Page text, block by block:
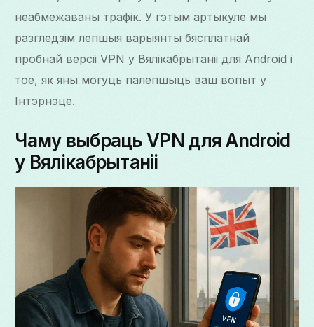
неабмежаваны трафік. У гэтым артыкуле мы
разгледзім лепшыя варыянты бясплатнай
пробнай версіі VPN у Вялікабрытаніі для Android і
тое, як яны могуць палепшыць ваш вопыт у
Інтэрнэце.
Чаму выбраць VPN для Android
у Вялікабрытаніі